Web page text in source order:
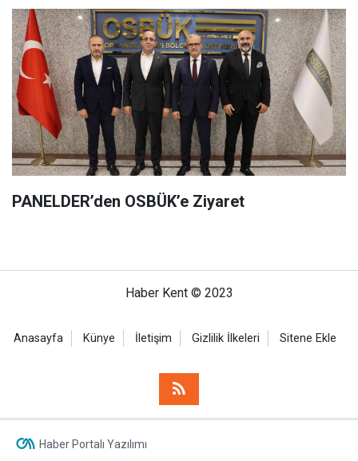
PANELDER’den OSBÜK’e Ziyaret
Haber Kent © 2023
Anasayfa Künye İletişim Gizlilik İlkeleri Sitene Ekle
Haber Portalı Yazılımı